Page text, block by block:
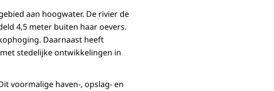
aan hoogwater. De rivier de
4,5 meter buiten haar oevers.
Daarnaast heeft
stedelijke ontwikkelingen in
voormalige haven-, opslag- en